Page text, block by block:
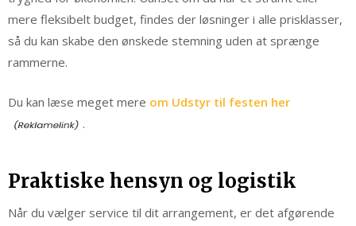
mere fleksibelt budget, findes der løsninger i alle prisklasser,
så du kan skabe den ønskede stemning uden at sprænge
rammerne.
Du kan læse meget mere om Udstyr til festen her
.
Praktiske hensyn og logistik
Når du vælger service til dit arrangement, er det afgørende